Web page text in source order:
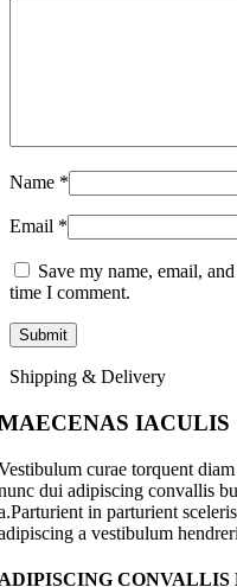
Name *
Email *
Save my name, email,
time I comment.
Shipping & Delivery
IACULIS
curae torquent
dui adipiscing convallis
in parturient
a vestibulum
CONVALLIS